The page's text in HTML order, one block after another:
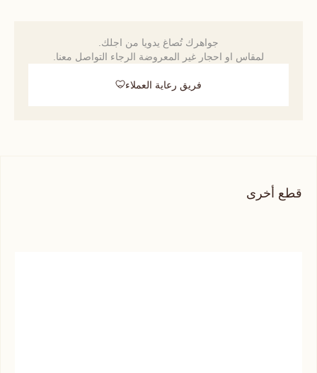
جواهرك تُصاغ يدويا من اجلك.
لمقاس او احجار غير المعروضة الرجاء التواصل معنا.
فريق رعاية العملاء
قطع أخرى